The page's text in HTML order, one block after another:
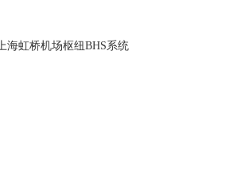
上海虹桥机场枢纽BHS系统